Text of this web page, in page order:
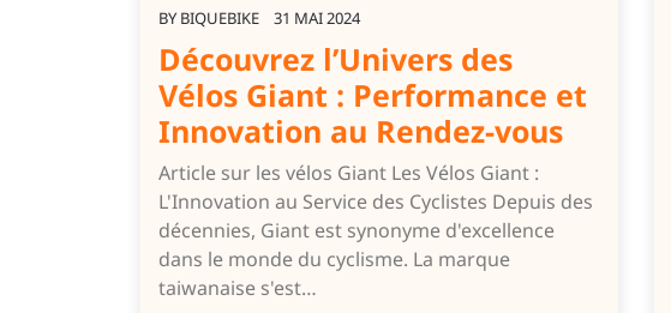
BY BIQUEBIKE 31 MAI 2024
Découvrez l’Univers des
Vélos Giant : Performance et
Innovation au Rendez-vous
Article sur les vélos Giant Les Vélos Giant :
L'Innovation au Service des Cyclistes Depuis des
décennies, Giant est synonyme d'excellence
dans le monde du cyclisme. La marque
taiwanaise s'est…